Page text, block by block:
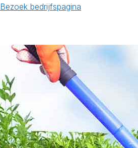
Bezoek bedrijfspagina